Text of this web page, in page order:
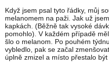
Když jsem psal tyto řádky, můj
melanomem na paži. Jak už
kapkách. (Běžně tak vysoké
pomohlo). V každém případě
šlo o melanom. Po pouhém
vybledlo, pak se začal
úplně zmizel a místo přestalo být